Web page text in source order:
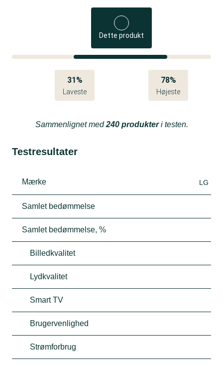
Dette produkt
31%
Laveste
78%
Højeste
Sammenlignet med240 produkteri testen.
Testresultater
Mærke LG
Samlet bedømmelse
Samlet bedømmelse, %
Billedkvalitet
Lydkvalitet
Smart TV
Brugervenlighed
Strømforbrug